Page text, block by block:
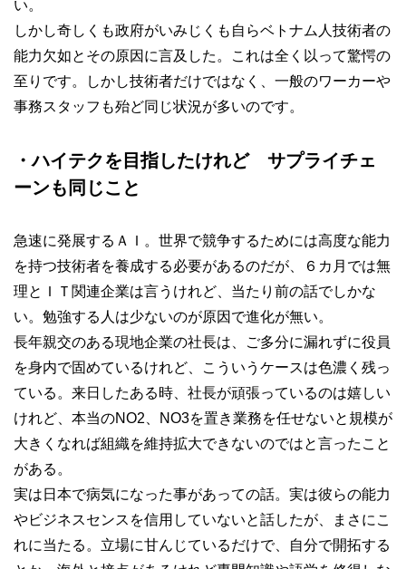
い。
しかし奇しくも政府がいみじくも自らベトナム人技術者の
能力欠如とその原因に言及した。これは全く以って驚愕の
至りです。しかし技術者だけではなく、一般のワーカーや
事務スタッフも殆ど同じ状況が多いのです。
・ハイテクを目指したけれど サプライチェ
ーンも同じこと
急速に発展するＡＩ。世界で競争するためには高度な能力
を持つ技術者を養成する必要があるのだが、６カ月では無
理とＩＴ関連企業は言うけれど、当たり前の話でしかな
い。勉強する人は少ないのが原因で進化が無い。
長年親交のある現地企業の社長は、ご多分に漏れずに役員
を身内で固めているけれど、こういうケースは色濃く残っ
ている。来日したある時、社長が頑張っているのは嬉しい
けれど、本当のNO2、NO3を置き業務を任せないと規模が
大きくなれば組織を維持拡大できないのではと言ったこと
がある。
実は日本で病気になった事があっての話。実は彼らの能力
やビジネスセンスを信用していないと話したが、まさにこ
れに当たる。立場に甘んじているだけで、自分で開拓する